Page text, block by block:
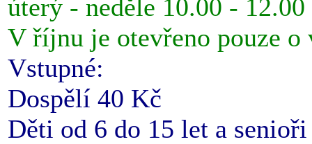
úterý - neděle 10.00 -
V říjnu je otevřeno pouze o
Vstupné:
Dospělí 40 Kč
Děti od 6 do 15 let a